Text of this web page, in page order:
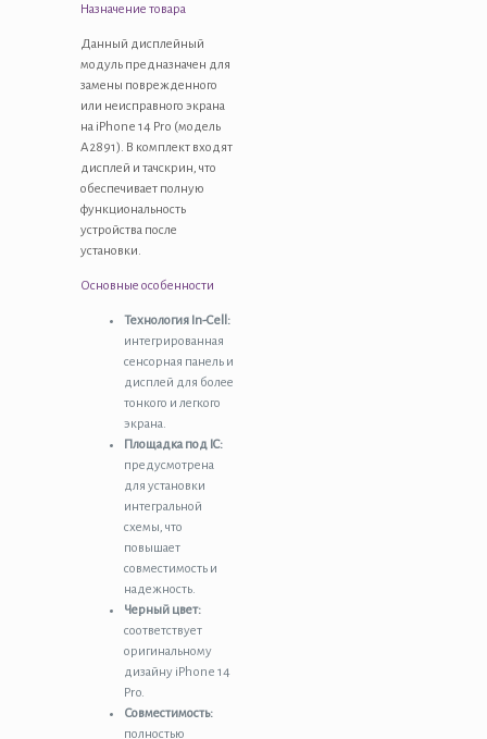
тачскрином
Черный
площадка
Назначение товара
Данный дисплейный
модуль предназначен для
замены поврежденного
или неисправного экрана
на iPhone 14 Pro (модель
A2891). В комплект входят
дисплей и тачскрин, что
обеспечивает полную
функциональность
устройства после
установки.
Основные особенности
Технология In-Cell:
интегрированная
сенсорная панель и
дисплей для более
тонкого и легкого
экрана.
Площадка под IC:
предусмотрена
для установки
интегральной
схемы, что
повышает
совместимость и
надежность.
Черный цвет:
соответствует
оригинальному
дизайну iPhone 14
Pro.
Совместимость:
полностью